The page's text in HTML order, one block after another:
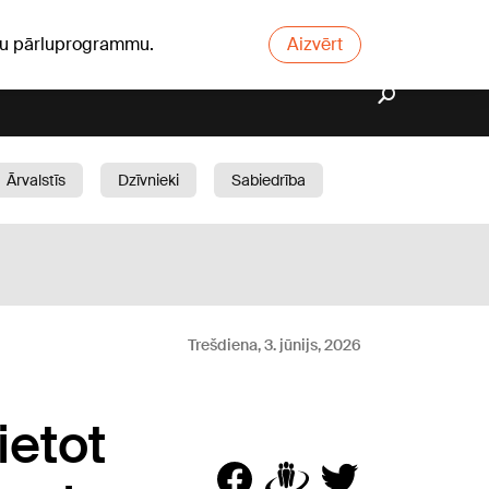
pārluprogrammu. Aizvērt
Ārvalstīs Dzīvnieki
Sabiedrība
Trešdiena, 3. jūnijs, 2026